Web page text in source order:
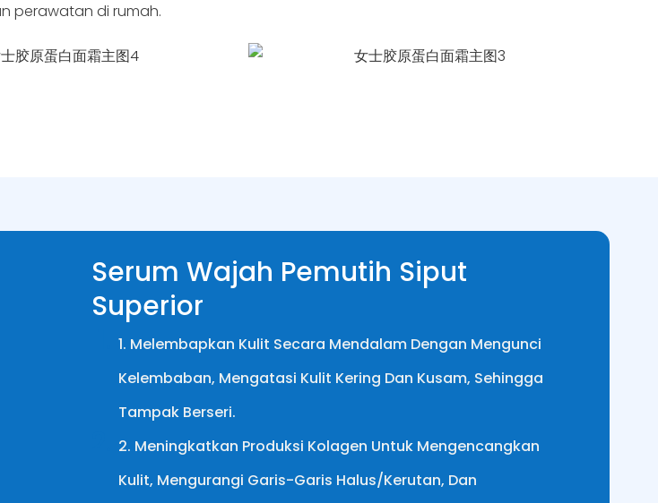
perawatan di rumah.
Serum Wajah Pemutih Siput
Superior
1. Melembapkan Kulit Secara Mendalam Dengan Mengunci
Kelembaban, Mengatasi Kulit Kering Dan Kusam, Sehingga
Tampak Berseri.
2. Meningkatkan Produksi Kolagen Untuk Mengencangkan
Kulit, Mengurangi Garis-Garis Halus/kerutan, Dan